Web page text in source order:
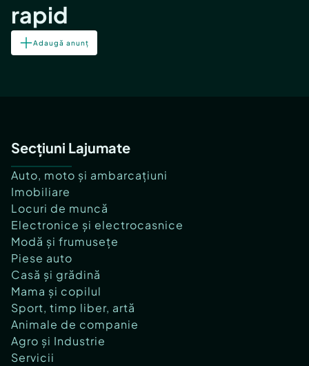
rapid
Adaugă anunț
Secțiuni Lajumate
Auto, moto și ambarcațiuni
Imobiliare
Locuri de muncă
Electronice și electrocasnice
Modă și frumusețe
Piese auto
Casă și grădină
Mama și copilul
Sport, timp liber, artă
Animale de companie
Agro și Industrie
Servicii